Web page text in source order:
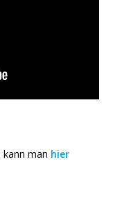
man hier